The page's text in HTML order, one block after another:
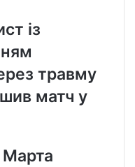
із
травму
матч у
Марта